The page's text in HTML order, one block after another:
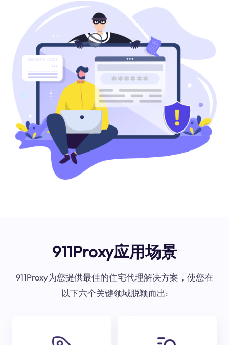
911Proxy应用场景
911Proxy为您提供最佳的住宅代理解决方案，使您在
以下六个关键领域脱颖而出: